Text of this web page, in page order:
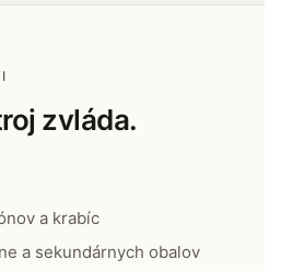
zvláda.
a krabíc
a sekundárnych obalov